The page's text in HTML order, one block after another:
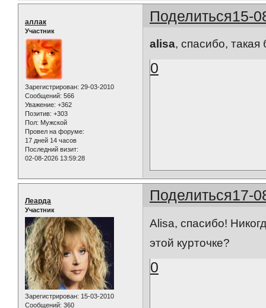
Поделиться15-
аллак
Участник
Зарегистрирован: 29-03-2010
Сообщений: 566
Уважение: +362
Позитив: +303
Пол: Мужской
Провел на форуме:
17 дней 14 часов
Последний визит:
02-08-2026 13:59:28
alisa, спасибо, такая
0
Поделиться17-
Леарда
Участник
Зарегистрирован: 15-03-2010
Сообщений: 360
Alisa, спасибо!
этой курточке?
0